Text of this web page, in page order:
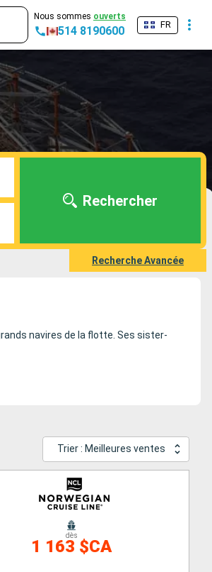
Nous sommes ouverts
514 8190600 FR
Rechercher
Recherche Avancée
navires de la flotte. Ses sister-
Trier : Meilleures ventes
dès
1 163 $CA